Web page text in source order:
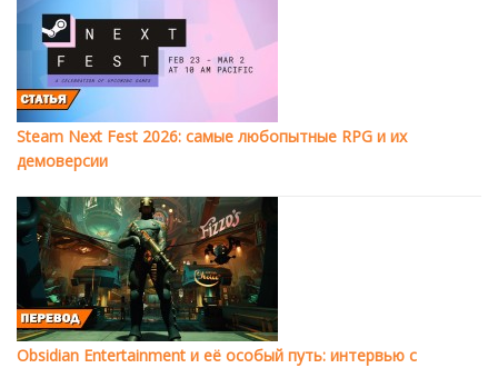
Steam Next Fest 2026: самые любопытные RPG и их
демоверсии
Obsidian Entertainment и её особый путь: интервью с